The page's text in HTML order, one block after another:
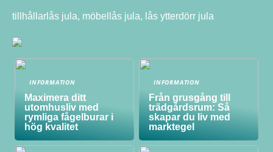
tillhållarlås jula, möbellås jula, lås ytterdörr jula
INFORMATION
Maximera ditt
utomhusliv med
rymliga fågelburar i
hög kvalitet
INFORMATION
Från grusgång till
trädgårdsrum: Så
skapar du liv med
marktegel